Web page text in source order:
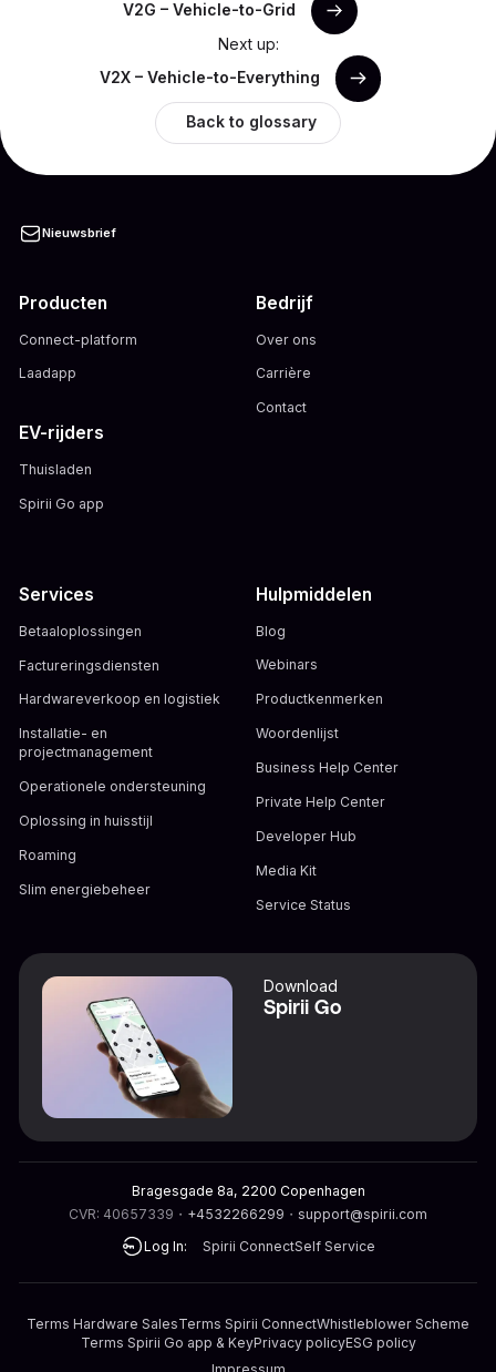
V2G – Vehicle-to-Grid
Next up:
V2X – Vehicle-to-Everything
Back to glossary
Nieuwsbrief
Producten
Connect-platform
Laadapp
EV-rijders
Thuisladen
Spirii Go app
Bedrijf
Over ons
Carrière
Contact
Services
Betaaloplossingen
Factureringsdiensten
Hardwareverkoop en logistiek
Installatie- en
projectmanagement
Operationele ondersteuning
Oplossing in huisstijl
Roaming
Slim energiebeheer
Hulpmiddelen
Blog
Webinars
Productkenmerken
Woordenlijst
Business Help Center
Private Help Center
Developer Hub
Media Kit
Service Status
Download
Spirii Go
Bragesgade 8a, 2200 Copenhagen
CVR: 40657339 ・ +4532266299 ・ support@spirii.com
Log In:
Spirii ConnectSelf Service
Terms Hardware SalesTerms Spirii ConnectWhistleblower Scheme
Terms Spirii Go app & KeyPrivacy policyESG policy